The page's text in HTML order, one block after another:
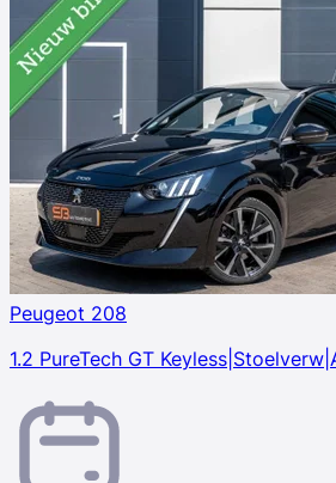
Peugeot 208
1.2 PureTech GT